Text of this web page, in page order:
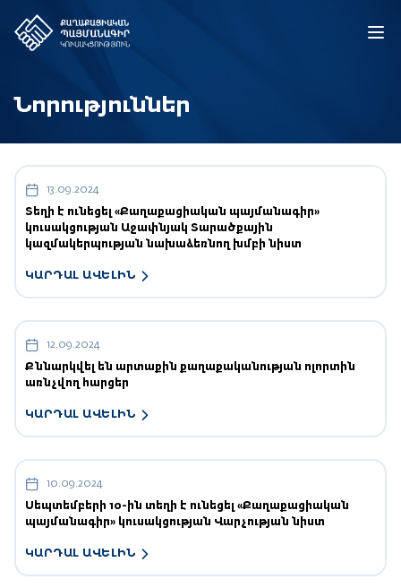
Նորություններ
13.09.2024
Տեղի է ունեցել «Քաղաքացիական պայմանագիր»
կուսակցության Աջափնյակ Տարածքային
կազմակերպության նախաձեռնող խմբի նիստ
ԿԱՐԴԱԼ ԱՎԵԼԻՆ
12.09.2024
Քննարկվել են արտաքին քաղաքականության ոլորտին
առնչվող հարցեր
ԿԱՐԴԱԼ ԱՎԵԼԻՆ
10.09.2024
Սեպտեմբերի 10-ին տեղի է ունեցել «Քաղաքացիական
պայմանագիր» կուսակցության Վարչության նիստ
ԿԱՐԴԱԼ ԱՎԵԼԻՆ